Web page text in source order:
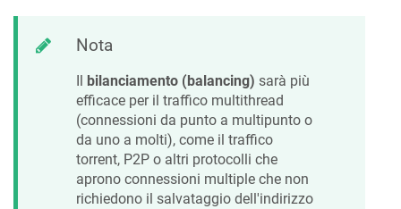
Nota
bilanciamento (balancing) sarà più
efficace per il traffico multithread
(connessioni da punto a multipunto o
da uno a molti), come il traffico
torrent, P2P o altri protocolli che
aprono connessioni multiple che non
richiedono il salvataggio dell'indirizzo